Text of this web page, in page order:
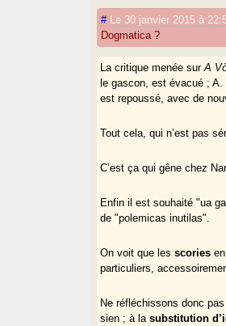
# Le 30 janvier 2015 à
Dogmatica ?
La critique menée surA
le gascon, est évacué ;
est repoussé, avec de
Tout cela, qui n’est pas
C’est ça qui gêne chez
Enfin il est souhaité "ua
de "polemicas inutilas".
On voit que lesscories
particuliers,
Ne réfléchissons donc
sien ; à lasubstitution